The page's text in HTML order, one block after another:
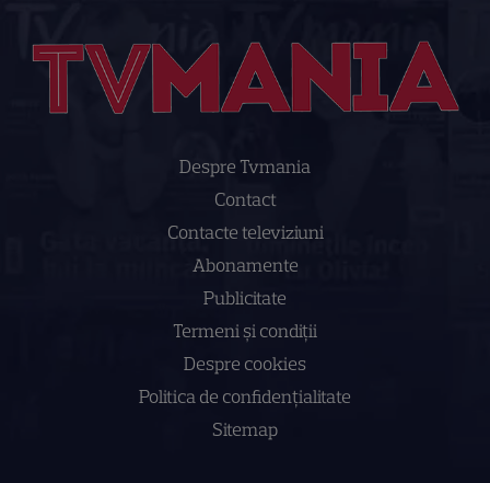
Despre Tvmania
Contact
Contacte televiziuni
Abonamente
Publicitate
Termeni și condiții
Despre cookies
Politica de confidenţialitate
Sitemap